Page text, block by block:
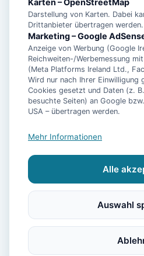
Karten – OpenStreetMap
Darstellung von Karten. Dabei
Drittanbieter übertragen werden.
Marketing – Google
Anzeige von Werbung (Google
Reichweiten-/Werbemessung
(Meta Platforms Ireland Ltd.,
Wird nur nach Ihrer Einwilligung
Cookies gesetzt und Daten (z.
besuchte Seiten) an Google
USA – übertragen werden.
Mehr Informationen
Alle
Auswahl